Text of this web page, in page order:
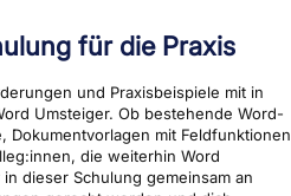
für die Praxis
und Praxisbeispiele mit in
Umsteiger. Ob bestehende Word-
Dokumentvorlagen mit Feldfunktionen
die weiterhin Word
dieser Schulung gemeinsam an